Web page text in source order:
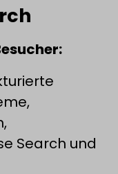
Search und